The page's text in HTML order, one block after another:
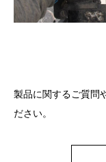
製品に関するご質問
ださい。